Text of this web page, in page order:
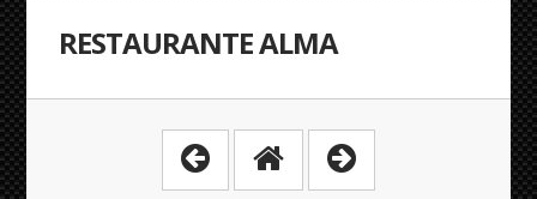
RESTAURANTE ALMA